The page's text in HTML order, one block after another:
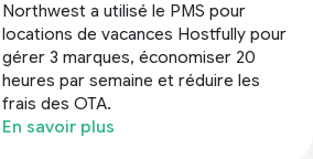
Northwest a utilisé le PMS pour
locations de vacances Hostfully pour
gérer 3 marques, économiser 20
heures par semaine et réduire les
frais des OTA.
En savoir plus